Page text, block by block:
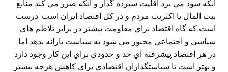
آنكه سود مي برد اقليت سپرده گذار و آنكه ضرر مي كند منابع
بيت المال يا اكثريت مردم و در كل اقتصاد ايران است. درست
است كه گاه اقتصاد براي مقاومت بيشتر در برابر تلاطم هاي
سياسي و اجتماعي مجبور مي شود به سياست يارانه بدهد اما
در هر اقتصاد پيشرفته اي حد و حدودي براي اين كار وجود دارد
و بهتر است تا سياستگذاران اقتصادي براي كاهش هرچه بيشتر